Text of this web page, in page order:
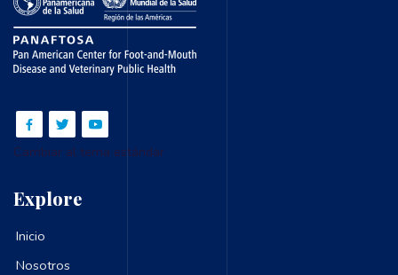
Cambiar al tema estándar
Explore
Inicio
Nosotros